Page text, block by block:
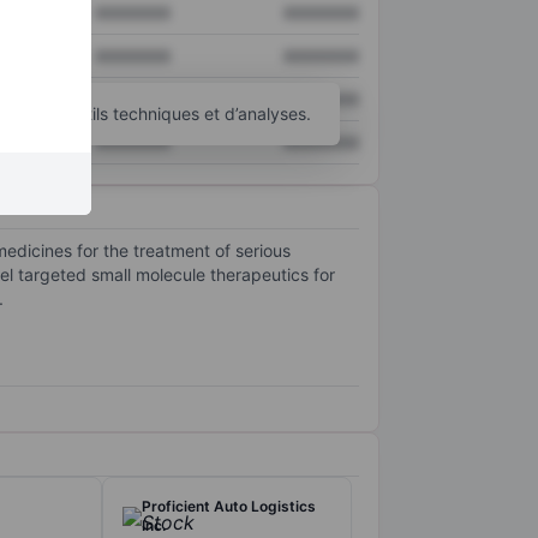
XXXXXXX XXXXXXX
outils techniques et d’analyses.
for the treatment of serious
targeted small molecule therapeutics for
Proficient Auto Logistics
Inc.